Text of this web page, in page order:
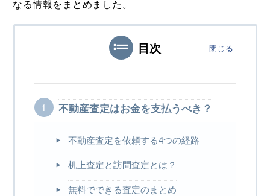
なる情報をまとめました。
目次 閉じる
不動産査定はお金を支払うべき？
不動産査定を依頼する4つの経路
机上査定と訪問査定とは？
無料でできる査定のまとめ